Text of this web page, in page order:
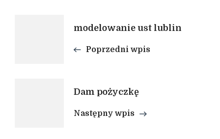
Nawigacja
wpisu
modelowanie ust lublin
Poprzedni wpis
Dam pożyczkę
Następny wpis